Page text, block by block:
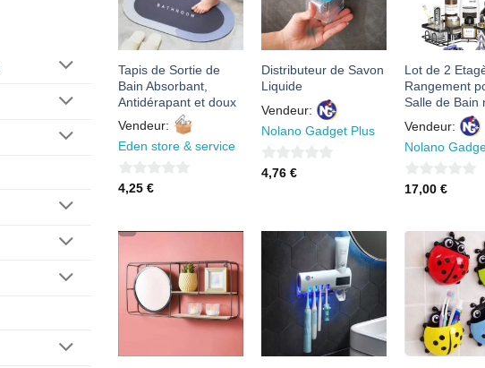
FAVORIS
Tapis de Sortie de
Bain Absorbant,
Antidérapant et doux
Vendeur:
Eden store & service
0
4,25 €
FAVORIS
Distributeur de Savon
Liquide
Vendeur:
Nolano Gadget Plus
0
4,76 €
Lot de 2
Rangement
Salle de Bain
Vendeur:
Nolano
0
5
17,00 €
AJOUTER
À MES
FAVORIS
AJOUTER
À MES
FAVORIS
À